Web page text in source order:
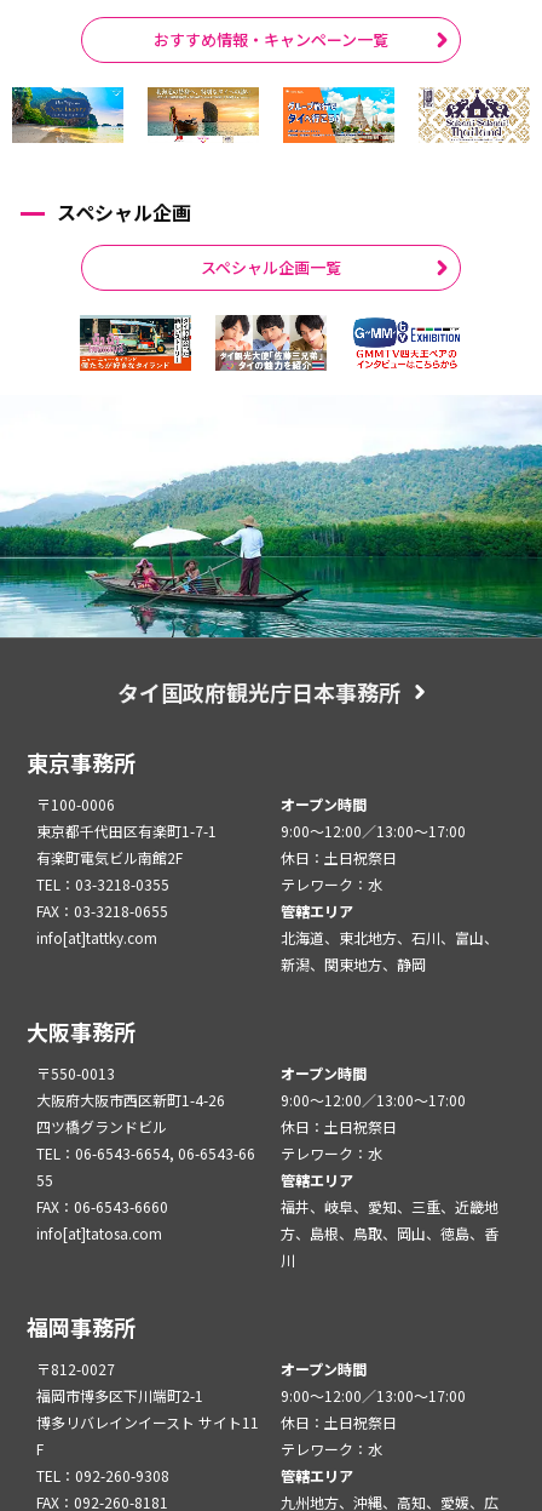
おすすめ情報・キャンペーン一覧
スペシャル企画
スペシャル企画一覧
タイ国政府観光庁日本事務所
東京事務所
〒100-0006
東京都千代田区有楽町1-7-1
有楽町電気ビル南館2F
TEL：03-3218-0355
FAX：03-3218-0655
info[at]tattky.com
オープン時間
9:00～12:00／13:00～17:00
休日：土日祝祭日
テレワーク：水
管轄エリア
北海道、東北地方、石川、富山、
新潟、関東地方、静岡
大阪事務所
〒550-0013
大阪府大阪市西区新町1-4-26
四ツ橋グランドビル
TEL：06-6543-6654, 06-6543-66
55
FAX：06-6543-6660
info[at]tatosa.com
オープン時間
9:00～12:00／13:00～17:00
休日：土日祝祭日
テレワーク：水
管轄エリア
福井、岐阜、愛知、三重、近畿地
方、島根、鳥取、岡山、徳島、香
川
福岡事務所
〒812-0027
福岡市博多区下川端町2-1
博多リバレインイースト サイト11
F
TEL：092-260-9308
FAX：092-260-8181
オープン時間
9:00～12:00／13:00～17:00
休日：土日祝祭日
テレワーク：水
管轄エリア
九州地方、沖縄、高知、愛媛、広